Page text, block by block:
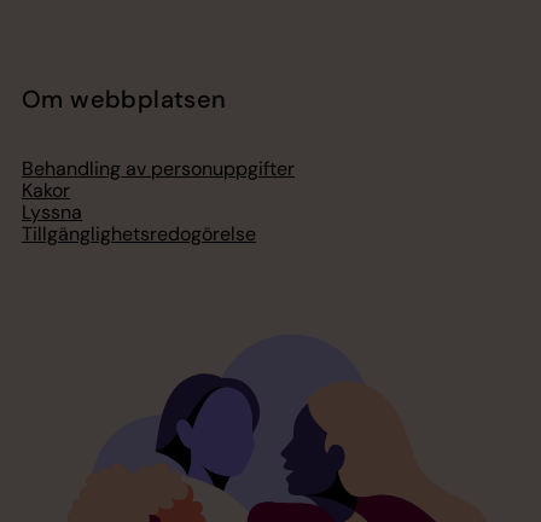
Om webbplatsen
Behandling av personuppgifter
Kakor
Lyssna
Tillgänglighetsredogörelse